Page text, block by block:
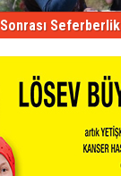
Seferberlik